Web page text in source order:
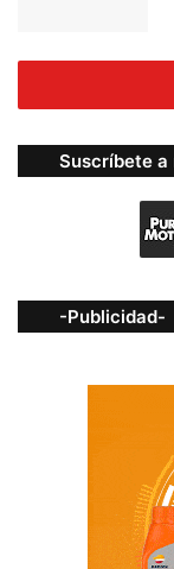
Suscríbete a
-Publicidad-